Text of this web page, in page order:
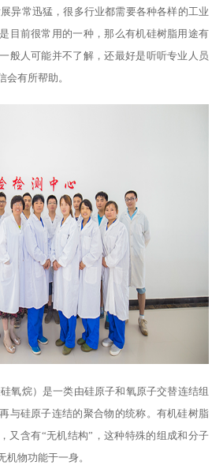
异常迅猛，很多行业都需要各种各样的工业
目前很常用的一种，那么有机硅树脂用途有
般人可能并不了解，还最好是听听专业人员
会有所帮助。
氧烷）是一类由硅原子和氧原子交替连结组
与硅原子连结的聚合物的统称。有机硅树脂
又含有“无机结构”，这种特殊的组成和分子
物功能于一身。